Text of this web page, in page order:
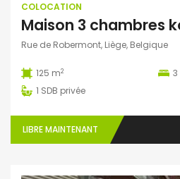
COLOCATION
Rue de Robermont, Liège, Belgique
125 m2 3
1 SDB privée
LIBRE MAINTENANT